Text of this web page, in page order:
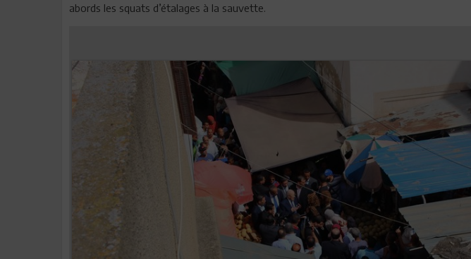
abords les squats d’étalages à la sauvette.